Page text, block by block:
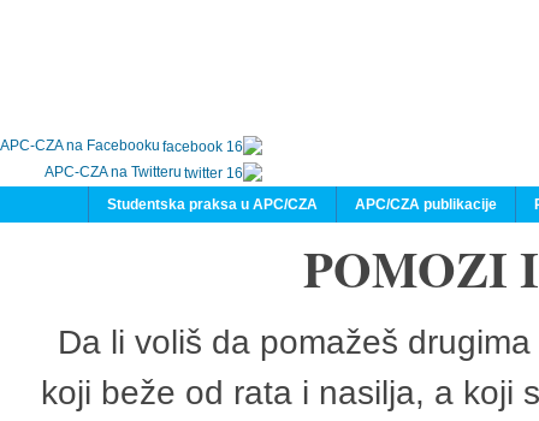
APC-CZA na Facebooku
APC-CZA na Twitteru
APC/CZA publikacije
Studentska praksa u APC/CZA
POMOZI
Da li voliš da pomažeš
koji beže od rata i nasilja, a koji